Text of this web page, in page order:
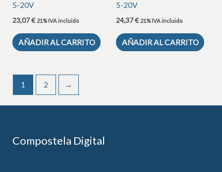
5-20V
23,07€ 21% IVA incluido
AÑADIR AL CARRITO
5-20V
24,37€ 21% IVA incluido
AÑADIR AL CARRITO
1 2 →
Compostela Digital